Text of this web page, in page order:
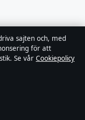
sajten och, med
för att
Se vår Cookiepolicy